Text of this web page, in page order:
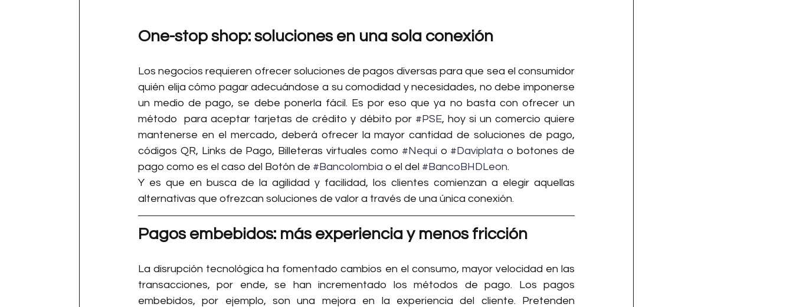
One-stop shop: soluciones en una sola conexión
Los negocios requieren ofrecer soluciones de pagos diversas para que sea el consumidor
quién elija cómo pagar adecuándose a su comodidad y necesidades, no debe imponerse
un medio de pago, se debe ponerla fácil. Es por eso que ya no basta con ofrecer un
método  para aceptar tarjetas de crédito y débito por #PSE, hoy si un comercio quiere
mantenerse en el mercado, deberá ofrecer la mayor cantidad de soluciones de pago,
códigos QR, Links de Pago, Billeteras virtuales como #Nequi o #Daviplata o botones de
pago como es el caso del Botón de #Bancolombia o el del #BancoBHDLeon.
Y es que en busca de la agilidad y facilidad, los clientes comienzan a elegir aquellas
alternativas que ofrezcan soluciones de valor a través de una única conexión.
Pagos embebidos: más experiencia y menos fricción
La disrupción tecnológica ha fomentado cambios en el consumo, mayor velocidad en las
transacciones, por ende, se han incrementado los métodos de pago. Los pagos
embebidos, por ejemplo, son una mejora en la experiencia del cliente. Pretenden